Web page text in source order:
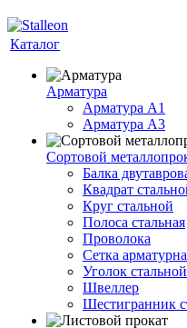
Каталог
Арматура
Арматура A1
Арматура А3
Сортовой
Балка
Квадрат
Круг стальной
Полоса стальная
Проволока
Сетка
Уголок стальной
Швеллер
Шестигранник